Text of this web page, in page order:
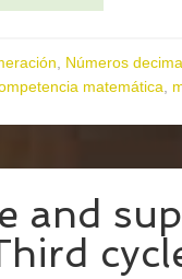
Números
matemática
and